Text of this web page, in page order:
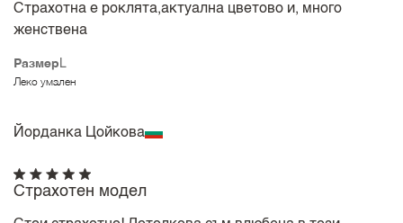
Размер L
Леко умален
Страхотна е роклята,актуална цветово и, много
женствена
Йорданка Цойкова
Страхотен модел